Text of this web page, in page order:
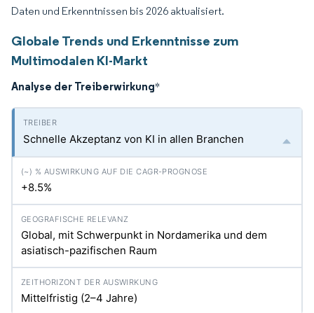
Daten und Erkenntnissen bis 2026 aktualisiert.
Globale Trends und Erkenntnisse zum
Multimodalen KI-Markt
Analyse der Treiberwirkung*
Schnelle Akzeptanz von KI in allen Branchen
+8.5%
Global, mit Schwerpunkt in Nordamerika und dem
asiatisch-pazifischen Raum
Mittelfristig (2–4 Jahre)